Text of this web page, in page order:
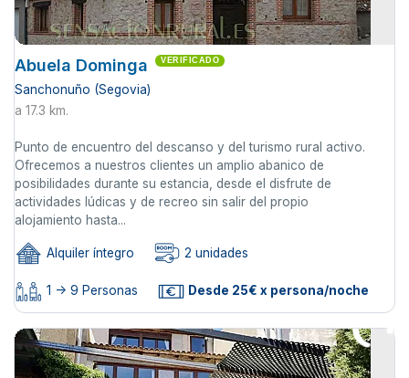
Abuela Dominga VERIFICADO
Sanchonuño (Segovia)
a 17.3 km.
Punto de encuentro del descanso y del turismo rural activo.
Ofrecemos a nuestros clientes un amplio abanico de
posibilidades durante su estancia, desde el disfrute de
actividades lúdicas y de recreo sin salir del propio
alojamiento hasta...
Alquiler íntegro 2 unidades
1 -> 9 Personas Desde 25€ x persona/noche